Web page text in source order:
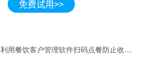
用餐饮客户管理软件扫码点餐防止收银漏洞